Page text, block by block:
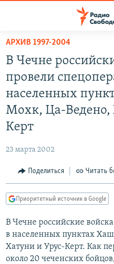
упрощенного
доступа
основному
содержанию
Вернутся
главной
навигации
Вернутся
поиску
АВТОРСКИЕ ПРОЕКТЫ
ЦИТАТЫ СВОБОДЫ
МНЕНИЯ
IDEL.РЕАЛИИ
КАВКАЗ.РЕАЛИИ
СЕВЕР.РЕАЛИИ
РАСПИСАНИЕ ВЕЩАНИЯ
ПОДПИШИТЕСЬ НА
АРХИВ 1997-2004
В Чечне
провели
населенных
Мохк, Ца-Ведено,
Керт
23 марта 2002
Поделиться Читать
Приоритетный источник в Google
В Чечне российские
в населенных пунктах
Хатуни и Урус-Керт. Как
около 20 чеченских